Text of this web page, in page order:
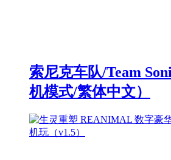
索尼克车队/Team
机模式/繁体中文）